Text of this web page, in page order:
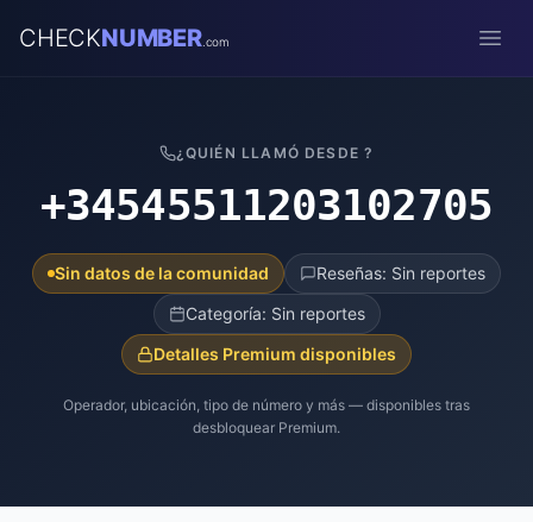
CHECKNUMBER.com
¿QUIÉN LLAMÓ DESDE ?
+34545511203102705
Sin datos de la comunidad
Reseñas: Sin reportes
Categoría: Sin reportes
Detalles Premium disponibles
Operador, ubicación, tipo de número y más — disponibles tras
desbloquear Premium.